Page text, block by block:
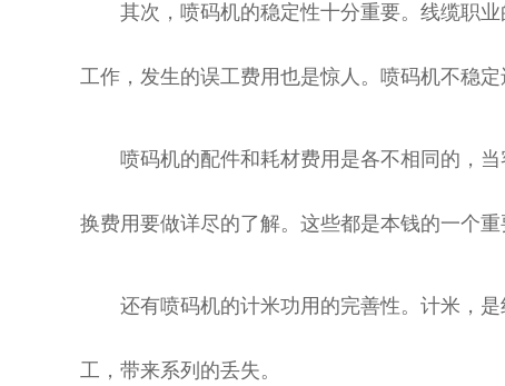
其次，喷码机的稳定性十分重要。线缆职业
工作，发生的误工费用也是惊人。喷码机不稳定
喷码机的配件和耗材费用是各不相同的，当
换费用要做详尽的了解。这些都是本钱的一个重
还有喷码机的计米功用的完善性。计米，是
工，带来系列的丢失。